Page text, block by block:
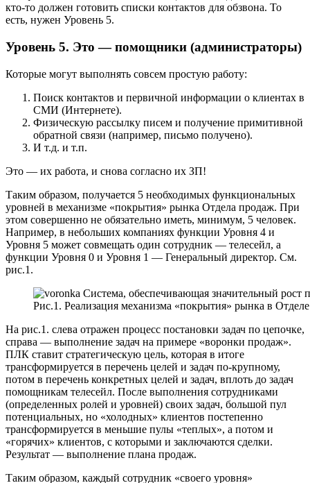
кто-то должен готовить списки контактов для обзвона. То
есть, нужен Уровень 5.
Уровень 5. Это — помощники (администраторы)
Которые могут выполнять совсем простую работу:
Поиск контактов и первичной информации о клиентах в
СМИ (Интернете).
Физическую рассылку писем и получение примитивной
обратной связи (например, письмо получено).
И т.д. и т.п.
Это — их работа, и снова согласно их ЗП!
Таким образом, получается 5 необходимых функциональных
уровней в механизме «покрытия» рынка Отдела продаж. При
этом совершенно не обязательно иметь, минимум, 5 человек.
Например, в небольших компаниях функции Уровня 4 и
Уровня 5 может совмещать один сотрудник — телесейл, а
функции Уровня 0 и Уровня 1 — Генеральный директор. См.
рис.1.
Рис.1. Реализация механизма «покрытия» рынка в
На рис.1. слева отражен процесс постановки задач по цепочке,
справа — выполнение задач на примере «воронки продаж».
ПЛК ставит стратегическую цель, которая в итоге
трансформируется в перечень целей и задач по-крупному,
потом в перечень конкретных целей и задач, вплоть до задач
помощникам телесейл. После выполнения сотрудниками
(определенных ролей и уровней) своих задач, большой пул
потенциальных, но «холодных» клиентов постепенно
трансформируется в меньшие пулы «теплых», а потом и
«горячих» клиентов, с которыми и заключаются сделки.
Результат — выполнение плана продаж.
Таким образом, каждый сотрудник «своего уровня»